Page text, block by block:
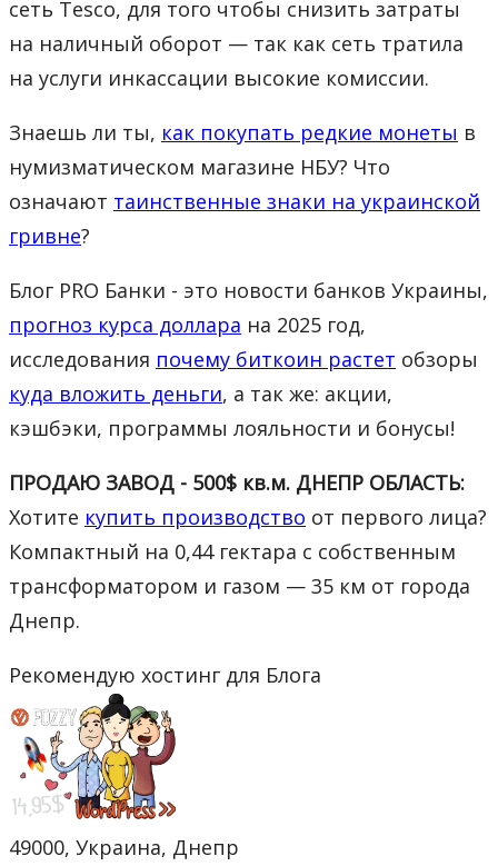
сеть Tesco, для того чтобы снизить затраты
на наличный оборот — так как сеть тратила
на услуги инкассации высокие комиссии.
Знаешь ли ты, как покупать редкие монеты в
нумизматическом магазине НБУ? Что
означают таинственные знаки на украинской
гривне?
Блог PRO Банки - это новости банков Украины,
прогноз курса доллара на 2025 год,
исследования почему биткоин растет обзоры
куда вложить деньги, а так же: акции,
кэшбэки, программы лояльности и бонусы!
ПРОДАЮ ЗАВОД - 500$ кв.м. ДНЕПР ОБЛАСТЬ:
Хотите купить производство от первого лица?
Компактный на 0,44 гектара с собственным
трансформатором и газом — 35 км от города
Днепр.
Рекомендую хостинг для Блога
49000, Украина, Днепр